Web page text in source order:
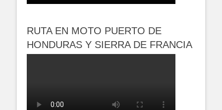
RUTA EN MOTO PUERTO DE
HONDURAS Y SIERRA DE FRANCIA